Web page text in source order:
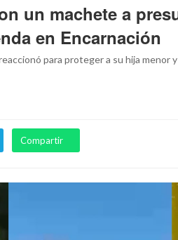
un machete a
en Encarnación
para proteger a su hija menor
Compartir